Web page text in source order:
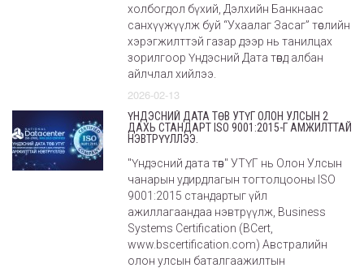
холбогдол бүхий, Дэлхийн Банкнаас
санхүүжүүлж буй “Ухаалаг Засаг” төслийн
хэрэгжилттэй газар дээр нь танилцах
зорилгоор Үндэсний Дата төвд албан
айлчлал хийлээ.
2026-02-13
ҮНДЭСНИЙ ДАТА ТӨВ УТҮГ ОЛОН УЛСЫН 2
ДАХЬ СТАНДАРТ ISO 9001:2015-Г АМЖИЛТТАЙ
НЭВТРҮҮЛЛЭЭ.
"Үндэсний дата төв" УТҮГ нь Олон Улсын
чанарын удирдлагын тогтолцооны ISO
9001:2015 стандартыг үйл
ажиллагаандаа нэвтрүүлж, Business
Systems Certification (BCert,
www.bscertification.com) Австралийн
олон улсын баталгаажилтын